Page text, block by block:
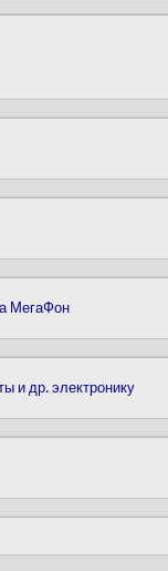
МегаФон
и др. электронику